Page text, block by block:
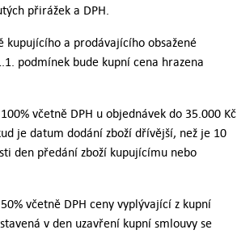
přirážek a DPH.
kupujícího a prodávajícího obsažené
podmínek bude kupní cena hrazena
včetně DPH u objednávek do 35.000 Kč
je datum dodání zboží dřívější, než je 10
den předání zboží kupujícímu nebo
včetně DPH ceny vyplývající z kupní
v den uzavření kupní smlouvy se